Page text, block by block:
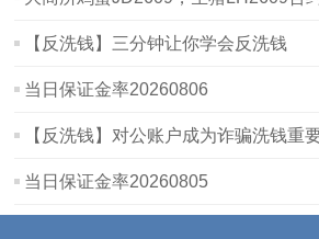
【反洗钱】三分钟让你学会反洗钱
当日保证金率20260806
【反洗钱】对公账户成为诈骗洗钱重
当日保证金率20260805